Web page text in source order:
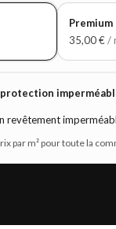
Premium
35,00€/
revêtement
par m² pour toute la